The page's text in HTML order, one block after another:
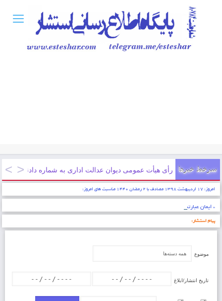
سرخط خبرها رأی هیأت عمومی دیوان عدالت اداری به شماره دادنامه‌های ۹۷۰۹۹۷۰۹۰۵۸۰۰۴۱۵ و ۹۷۰۹۹۷۰۹۰۵۸۰۰۴۱۶ مورخ ۱۳۹۶/۵/۳
امروز: ۱۷ اردیبهشت ۱۳۹۸ مصادف با ۲ رمضان ۱۴۴۰ مناسبت های امروز:
* ایمان عبارتست از شناخت قلبی اقرار کردن به زبان عمل کردن به اعضاء . پیامبر اکرم (ص)
پیام استشار:
موضوع
تاریخ انتشار/ابلاغ